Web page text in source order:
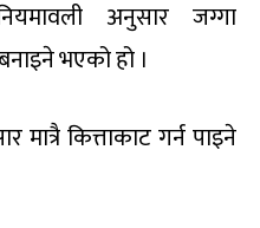
अनुसार जग्गा
भएको हो ।
कित्ताकाट गर्न पाइने